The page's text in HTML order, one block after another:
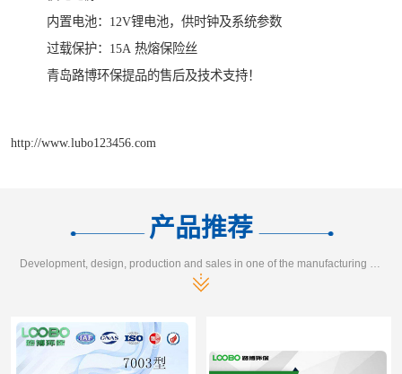
内置电池：12V锂电池，供时钟及系统参数
过载保护：15A 热熔保险丝
青岛路博环保提品的售后及技术支持！
http://www.lubo123456.com
产品推荐